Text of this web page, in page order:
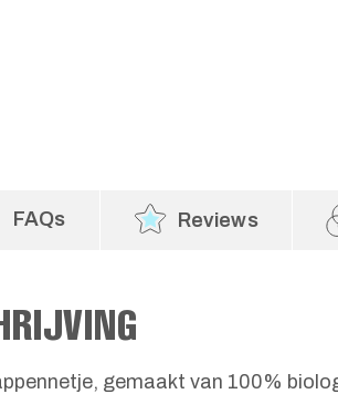
FAQs Reviews
gemaakt van 100%